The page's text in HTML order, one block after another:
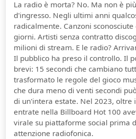
La radio è morta? No. Ma non è
d'ingresso. Negli ultimi anni
radicalmente. Canzoni
giorni. Artisti senza contratto
milioni di stream. E le radio?
Il pubblico ha preso il controllo. Il
brevi: 15 secondi che cambiano
trasformato le regole del gioco
che dura meno di venti secondi
di un'intera estate. Nel 2023, oltre
entrate nella Billboard Hot 100
virale su piattaforme social prima
attenzione radiofonica.